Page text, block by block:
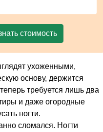
стоимость
ухоженными,
основу, держится
требуется лишь два
и даже огородные
ногти.
сломался. Ногти